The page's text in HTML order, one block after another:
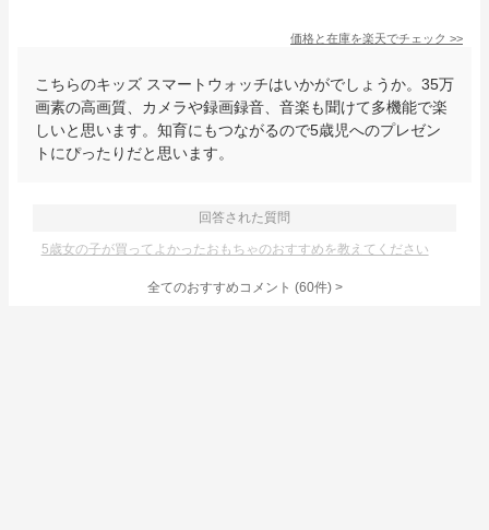
価格と在庫を楽天でチェック >>
こちらのキッズ スマートウォッチはいかがでしょうか。35万
画素の高画質、カメラや録画録音、音楽も聞けて多機能で楽
しいと思います。知育にもつながるので5歳児へのプレゼン
トにぴったりだと思います。
回答された質問
5歳女の子が買ってよかったおもちゃのおすすめを教えてください
全てのおすすめコメント (60件) >